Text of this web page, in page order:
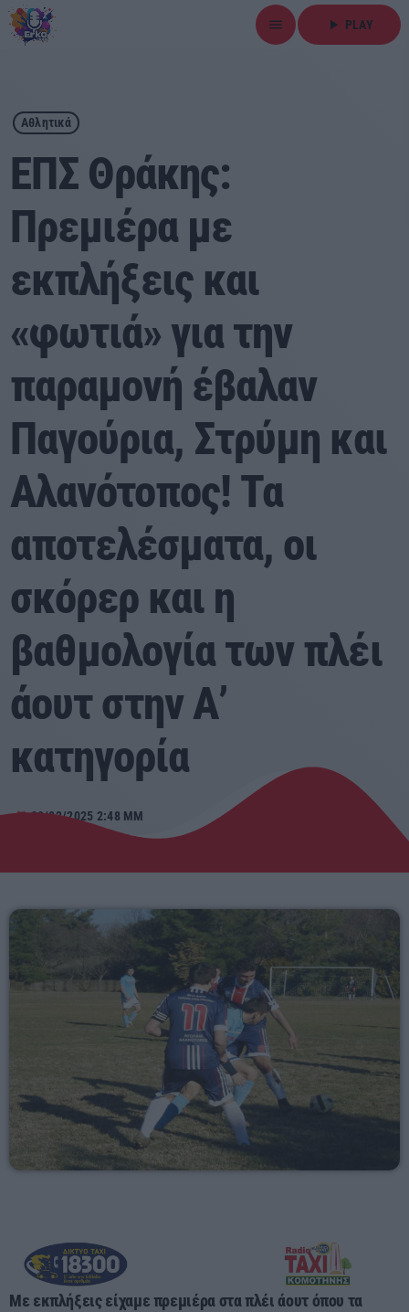
menu play_arrow PLAY
close
play_arrow ΕΡΚΟ
Αρχική
Εκπομπές
Τοπικά Νέα
Αθλητικά
Αγροτικά
Τραγούδια της Θράκης
Προσεχείς
ΕΡΚΟ
Presented by Giorgos
00:00 - 05:00
ERKO
05:00 - 06:00
Αθλητικά
ΕΠΣ Θράκης:
Πρεμιέρα με
εκπλήξεις και
«φωτιά» για την
παραμονή έβαλαν
Παγούρια, Στρύμη και
Αλανότοπος! Τα
αποτελέσματα, οι
σκόρερ και η
βαθμολογία των πλέι
άουτ στην Α’
κατηγορία
today 09/03/2025 2:48 ΜΜ
Με εκπλήξεις είχαμε πρεμιέρα στα πλέι άουτ όπου τα